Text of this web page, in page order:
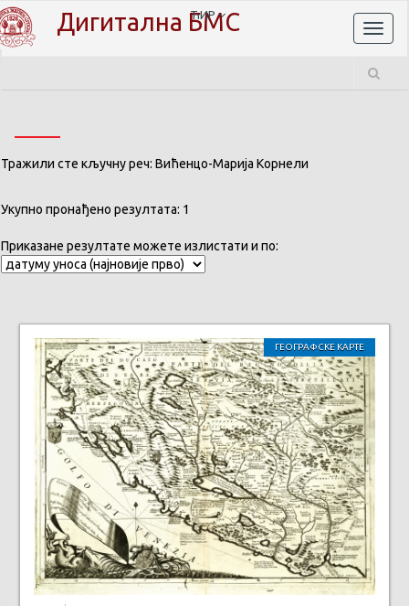
Дигитална БМС
ЋИР
Тражили сте кључну реч: Вићенцо-Марија Корнели
Укупно пронађено резултата: 1
Приказане резултате можете излистати и по:
ГЕОГРАФСКЕ КАРТЕ